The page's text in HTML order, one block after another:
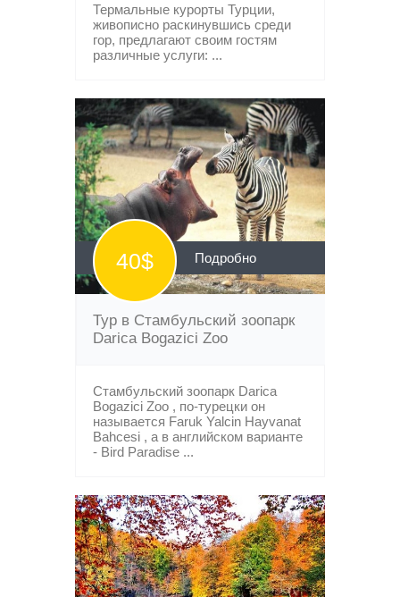
Термальные курорты Турции,
живописно раскинувшись среди
гор, предлагают своим гостям
различные услуги: ...
40$ Подробно
Тур в Стамбульский зоопарк
Darica Bogazici Zoo
Стамбульский зоопарк Darica
Bogazici Zoo , по-турецки он
называется Faruk Yalcin Hayvanat
Bahcesi , а в английском варианте
- Bird Paradise ...